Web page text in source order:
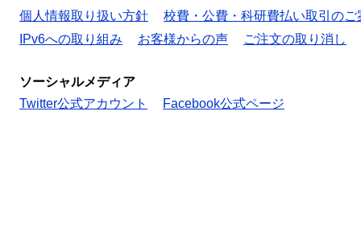
個人情報取り扱い方針
校費・公費・科研費払い取引のご
IPv6への取り組み
お客様からの声 ご注文の取り消し
ソーシャルメディア
Twitter公式アカウント
Facebook公式ページ